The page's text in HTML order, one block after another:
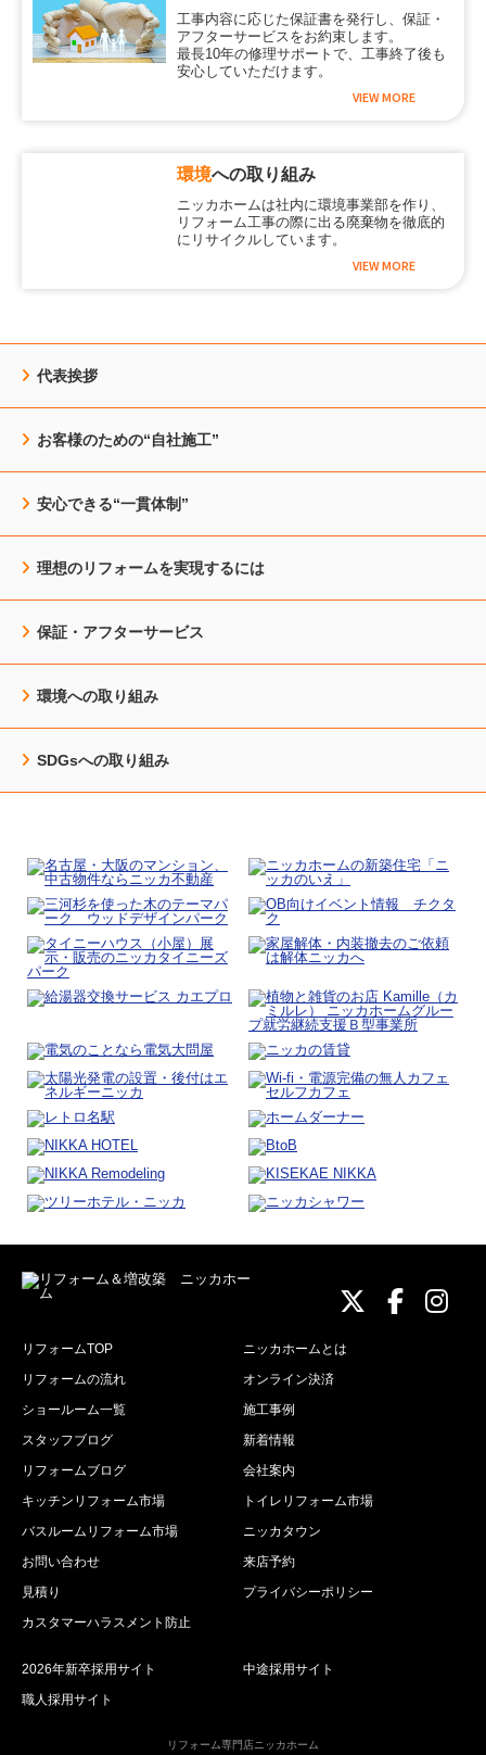
工事内容に応じた保証書を発行し、保証・
アフターサービスをお約束します。
最長10年の修理サポートで、工事終了後も
安心していただけます。
VIEW MORE
環境への取り組み
ニッカホームは社内に環境事業部を作り、
リフォーム工事の際に出る廃棄物を徹底的
にリサイクルしています。
VIEW MORE
代表挨拶
お客様のための“自社施工”
安心できる“一貫体制”
理想のリフォームを実現するには
保証・アフターサービス
環境への取り組み
SDGsへの取り組み
ニッカ
ニッニ
リフォームTOP
ニッカホームとは
リフォームの流れ
オンライン決済
ショールーム一覧
施工事例
スタッフブログ
新着情報
リフォームブログ
会社案内
キッチンリフォーム市場
トイレリフォーム市場
バスルームリフォーム市場
ニッカタウン
お問い合わせ
来店予約
見積り
プライバシーポリシー
カスタマーハラスメント防止
2026年新卒採用サイト
中途採用サイト
職人採用サイト
リフォーム専門店ニッカホーム